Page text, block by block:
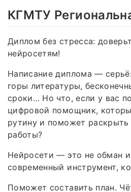
КГМТУ
Диплом без стресса:
нейросетям!
Написание диплома —
горы литературы,
сроки… Но что, если у вас
цифровой помощник,
рутину и поможет раскрыть
работы?
Нейросети — это не обман
современный инструмент,
Поможет составить план.